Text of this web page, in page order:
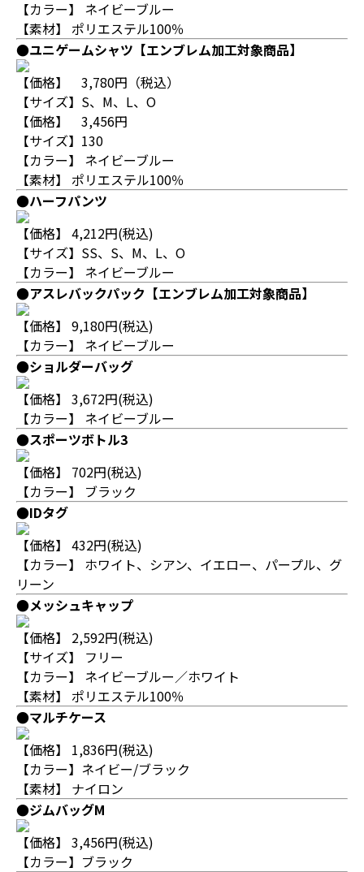
【カラー】 ネイビーブルー
【素材】 ポリエステル100％
●ユニゲームシャツ 【エンブレム加工対象商品】
【価格】 3,780円（税込）
【サイズ】S、M、L、O
【価格】 3,456円
【サイズ】130
【カラー】 ネイビーブルー
【素材】 ポリエステル100％
●ハーフパンツ
【価格】 4,212円(税込)
【サイズ】SS、S、M、L、O
【カラー】 ネイビーブルー
●アスレバックパック 【エンブレム加工対象商品】
【価格】 9,180円(税込)
【カラー】 ネイビーブルー
●ショルダーバッグ
【価格】 3,672円(税込)
【カラー】 ネイビーブルー
●スポーツボトル3
【価格】 702円(税込)
【カラー】 ブラック
●IDタグ
【価格】 432円(税込)
【カラー】 ホワイト、シアン、イエロー、パープル、グ
リーン
●メッシュキャップ
【価格】 2,592円(税込)
【サイズ】 フリー
【カラー】 ネイビーブルー／ホワイト
【素材】 ポリエステル100％
●マルチケース
【価格】 1,836円(税込)
【カラー】ネイビー/ブラック
【素材】 ナイロン
●ジムバッグM
【価格】 3,456円(税込)
【カラー】ブラック